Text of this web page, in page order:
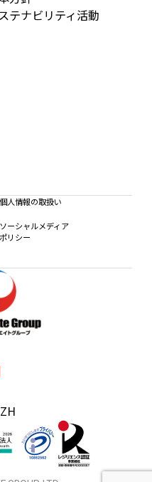
テナビリティ活動
個人情報の取扱い
ソーシャルメディア
ポリシー
ZH